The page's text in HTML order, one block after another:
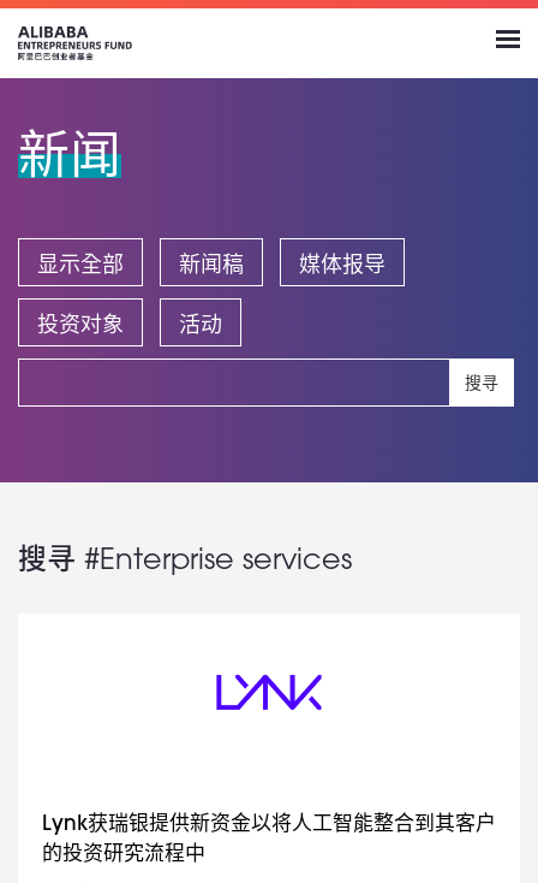
新闻
显示全部 新闻稿 媒体报导
投资对象 活动
搜寻
搜寻 #Enterprise services
Lynk获瑞银提供新资金以将人工智能整合到其客户
的投资研究流程中